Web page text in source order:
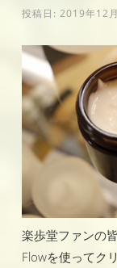
投稿日: 2019年12
楽歩堂ファンの
Flowを使ってク